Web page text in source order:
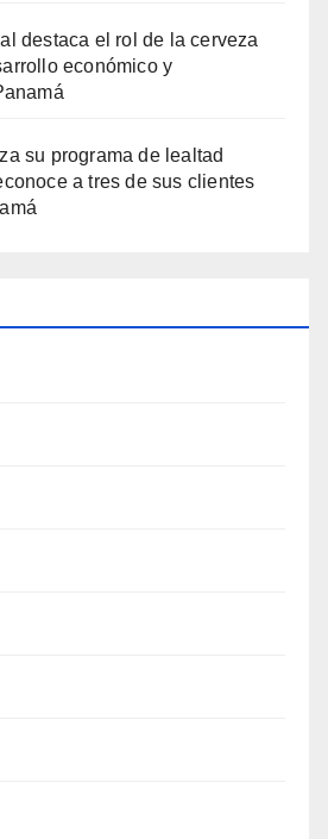
destaca el rol de la cerveza
económico y
su programa de lealtad
a tres de sus clientes